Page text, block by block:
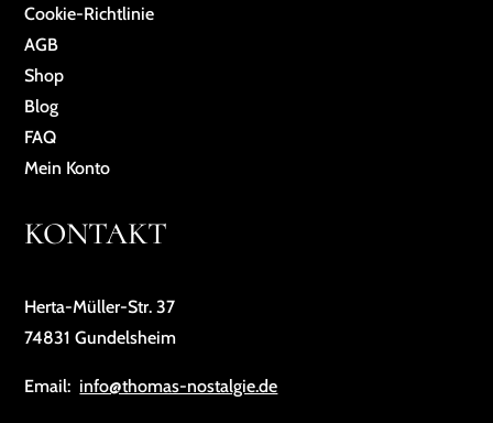
Cookie-Richtlinie
AGB
Shop
Blog
FAQ
Mein Konto
KONTAKT
Herta-Müller-Str. 37
74831 Gundelsheim
Email: info@thomas-nostalgie.de